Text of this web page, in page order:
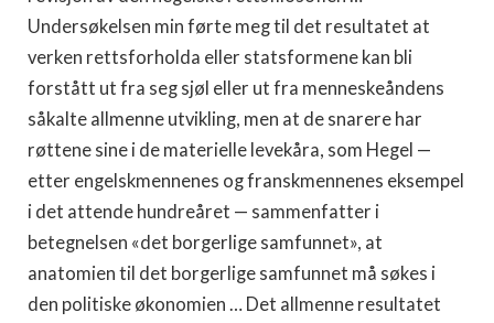
Undersøkelsen min førte meg til det resultatet at
verken rettsforholda eller statsformene kan bli
forstått ut fra seg sjøl eller ut fra menneskeåndens
såkalte allmenne utvikling, men at de snarere har
røttene sine i de materielle levekåra, som Hegel —
etter engelskmennenes og franskmennenes eksempel
i det attende hundreåret — sammenfatter i
betegnelsen «det borgerlige samfunnet», at
anatomien til det borgerlige samfunnet må søkes i
den politiske økonomien … Det allmenne resultatet